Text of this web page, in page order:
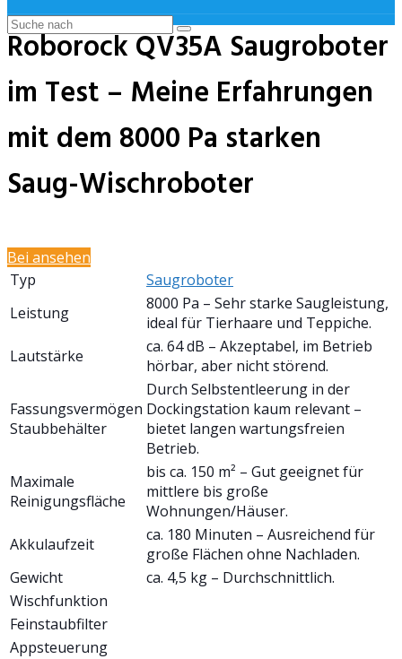
Roborock QV35A Saugroboter
im Test – Meine Erfahrungen
mit dem 8000 Pa starken
Saug-Wischroboter
Bei ansehen
Typ
Saugroboter
Leistung
8000 Pa – Sehr starke Saugleistung,
ideal für Tierhaare und Teppiche.
Lautstärke
ca. 64 dB – Akzeptabel, im Betrieb
hörbar, aber nicht störend.
Fassungsvermögen
Staubbehälter
Durch Selbstentleerung in der
Dockingstation kaum relevant –
bietet langen wartungsfreien
Betrieb.
Maximale
Reinigungsfläche
bis ca. 150 m² – Gut geeignet für
mittlere bis große
Wohnungen/Häuser.
Akkulaufzeit
ca. 180 Minuten – Ausreichend für
große Flächen ohne Nachladen.
Gewicht
ca. 4,5 kg – Durchschnittlich.
Wischfunktion
Feinstaubfilter
Appsteuerung